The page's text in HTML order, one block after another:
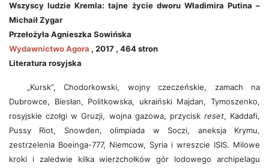
Wszyscy ludzie Kremla: tajne życie dworu Władimira Putina –
Michaił Zygar
Przełożyła Agnieszka Sowińska
Wydawnictwo Agora , 2017 , 464 stron
Literatura rosyjska
„Kursk”, Chodorkowski, wojny czeczeńskie, zamach na
Dubrowce, Biesłan, Politkowska, ukraiński Majdan, Tymoszenko,
rosyjskie czołgi w Gruzji, wojna gazowa, przycisk reset, Kaddafi,
Pussy Riot, Snowden, olimpiada w Soczi, aneksja Krymu,
zestrzelenia Boeinga-777, Niemcow, Syria i wreszcie ISIS. Milowe
kroki i zaledwie kilka wierzchołków gór lodowego archipelagu